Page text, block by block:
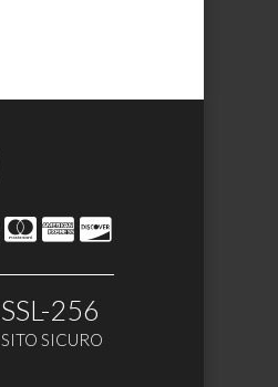
SSL-256
SITO SICURO